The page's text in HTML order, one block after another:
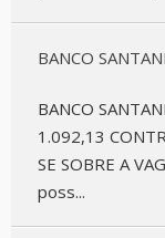
BANCO
BANCO
1.092,13
SE SOBRE A
poss...